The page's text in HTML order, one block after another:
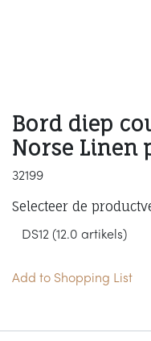
Bord diep
Norse Linen
32199
Selecteer de
Add to Shopping List